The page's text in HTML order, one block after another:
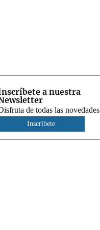
a nuestra
de todas las novedades
Inscríbete